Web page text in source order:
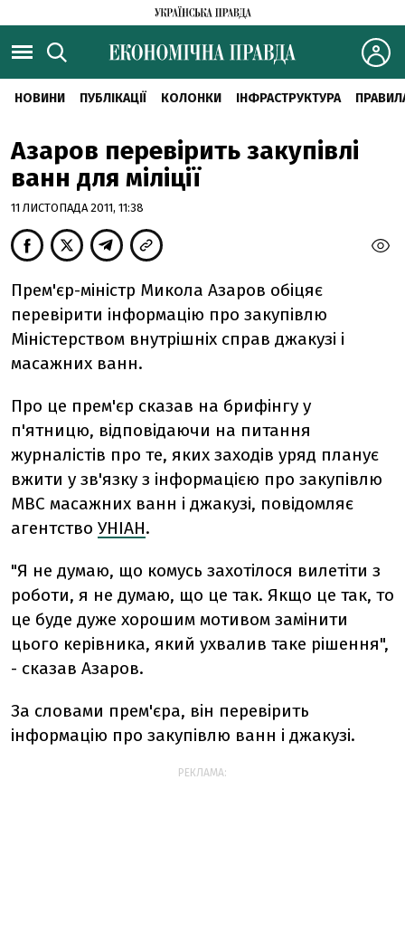
НОВИНИ ПУБЛІКАЦІЇ КОЛОНКИ ІНФРАСТРУКТУРА
Азаров перевірить закупівлі
ванн для міліції
11 ЛИСТОПАДА 2011, 11:38
Прем'єр-міністр Микола Азаров обіцяє
перевірити інформацію про закупівлю
Міністерством внутрішніх справ джакузі і
масажних ванн.
Про це прем'єр сказав на брифінгу у
п'ятницю, відповідаючи на питання
журналістів про те, яких заходів уряд планує
вжити у зв'язку з інформацією про закупівлю
МВС масажних ванн і джакузі, повідомляє
агентство УНІАН.
"Я не думаю, що комусь захотілося вилетіти з
роботи, я не думаю, що це так. Якщо це так, то
це буде дуже хорошим мотивом замінити
цього керівника, який ухвалив таке рішення",
- сказав Азаров.
За словами прем'єра, він перевірить
інформацію про закупівлю ванн і джакузі.
РЕКЛАМА: